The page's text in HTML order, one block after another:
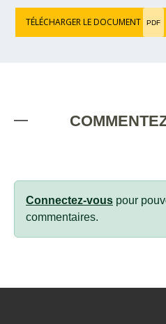
TÉLÉCHARGER LE DOCUMENT PDF
Connectez-vous pour
commentaires.